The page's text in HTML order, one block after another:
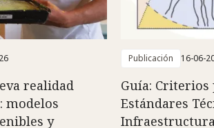
realidad
modelos
y
Publicación 16-06-
Guía: Criterios
Estándares